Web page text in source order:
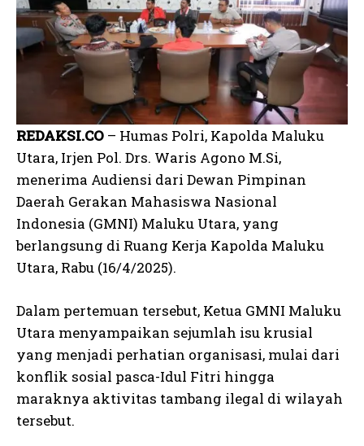
REDAKSI.CO – Humas Polri, Kapolda Maluku
Utara, Irjen Pol. Drs. Waris Agono M.Si,
menerima Audiensi dari Dewan Pimpinan
Daerah Gerakan Mahasiswa Nasional
Indonesia (GMNI) Maluku Utara, yang
berlangsung di Ruang Kerja Kapolda Maluku
Utara, Rabu (16/4/2025).
Dalam pertemuan tersebut, Ketua GMNI Maluku
Utara menyampaikan sejumlah isu krusial
yang menjadi perhatian organisasi, mulai dari
konflik sosial pasca-Idul Fitri hingga
maraknya aktivitas tambang ilegal di wilayah
tersebut.